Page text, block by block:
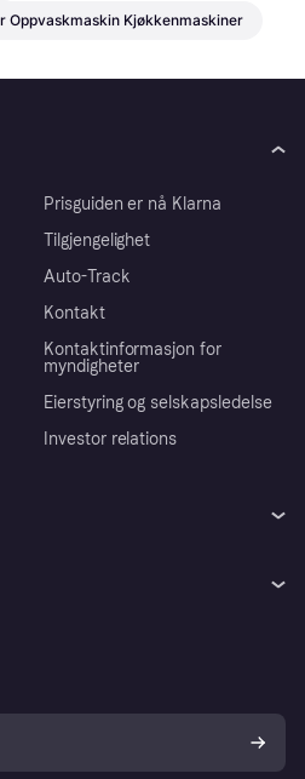
Oppvaskmaskin Kjøkkenmaskiner
Prisguiden er nå Klarna
Tilgjengelighet
Auto-Track
Kontakt
Kontaktinformasjon for
myndigheter
Eierstyring og selskapsledelse
Investor relations